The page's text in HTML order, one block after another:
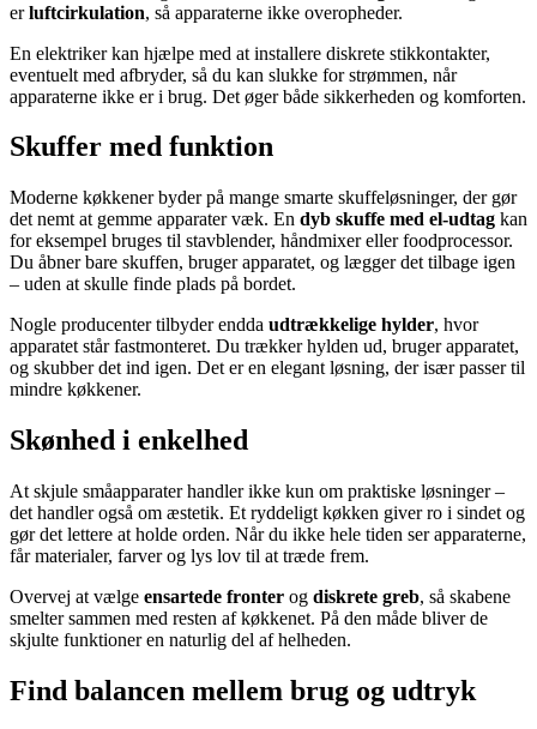
erluftcirkulation, så apparaterne ikke overopheder.
En elektriker kan hjælpe med at installere diskrete stikkontakter,
eventuelt med afbryder, så du kan slukke for strømmen, når
apparaterne ikke er i brug. Det øger både sikkerheden og komforten.
Skuffer med funktion
Moderne køkkener byder på mange smarte skuffeløsninger, der gør
det nemt at gemme apparater væk. En dyb skuffe med el-udtag kan
for eksempel bruges til stavblender, håndmixer eller foodprocessor.
Du åbner bare skuffen, bruger apparatet, og lægger det tilbage igen
– uden at skulle finde plads på bordet.
Nogle producenter tilbyder endda udtrækkelige hylder, hvor
apparatet står fastmonteret. Du trækker hylden ud, bruger apparatet,
og skubber det ind igen. Det er en elegant løsning, der især passer til
mindre køkkener.
Skønhed i enkelhed
At skjule småapparater handler ikke kun om praktiske løsninger –
det handler også om æstetik. Et ryddeligt køkken giver ro i sindet og
gør det lettere at holde orden. Når du ikke hele tiden ser apparaterne,
får materialer, farver og lys lov til at træde frem.
Overvej at vælge ensartede fronter og diskrete greb, så skabene
smelter sammen med resten af køkkenet. På den måde bliver de
skjulte funktioner en naturlig del af helheden.
Find balancen mellem brug og udtryk